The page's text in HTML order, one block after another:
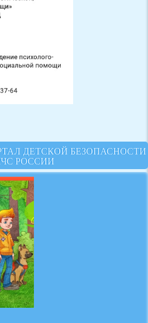
ДЕТСКОЙ БЕЗОПАСНОСТИ
РОССИИ